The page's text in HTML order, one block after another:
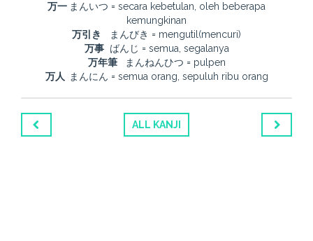
万一 まんいつ = secara kebetulan, oleh beberapa
kemungkinan
万引き
まんびき = mengutil(mencuri)
万事ばんじ = semua, segalanya
万年筆
まんねんひつ = pulpen
万人
まんにん = semua orang, sepuluh ribu orang
ALL KANJI